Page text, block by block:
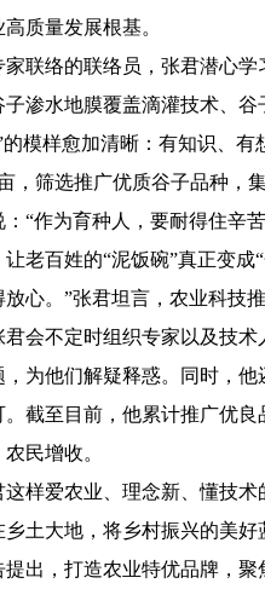
质量发展根基。
络的联络员，张君潜心学
渗水地膜覆盖滴灌技术、
样愈加清晰：有知识、有
，筛选推广优质谷子品种，
“作为育种人，要耐得住辛
百姓的“泥饭碗”真正变成“
心。”张君坦言，农业科技
不定时组织专家以及技术
为他们解疑释惑。同时，
截至目前，他累计推广优
民增收。
爱农业、理念新、懂技术
土大地，将乡村振兴的美
，打造农业特优品牌，聚